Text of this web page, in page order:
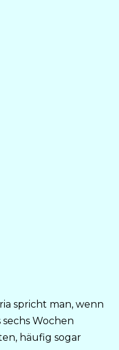
spricht man, wenn
Wochen
häufig sogar